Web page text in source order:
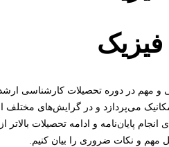
فیزیک
و مهم در دوره تحصیلات کارشناسی
می‌پردازد و در گرایش‌های مختلف
پایان‌نامه و ادامه تحصیلات
مهم و نکات ضروری را بیان کنیم.